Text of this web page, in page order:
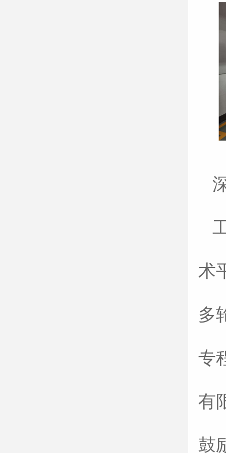
术
多
专
有
鼓